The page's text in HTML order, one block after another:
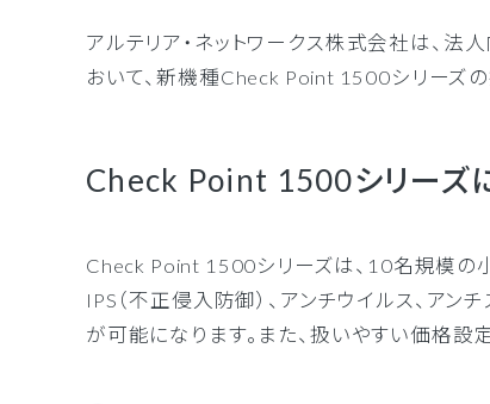
アルテリア・ネットワークス株式会社は、法
おいて、新機種Check Point 1500シリーズ
Check Point 1500シリーズ
Check Point 1500シリーズは、10名規模の
IPS（不正侵入防御）、アンチウイルス、アン
が可能になります。また、扱いやすい価格設